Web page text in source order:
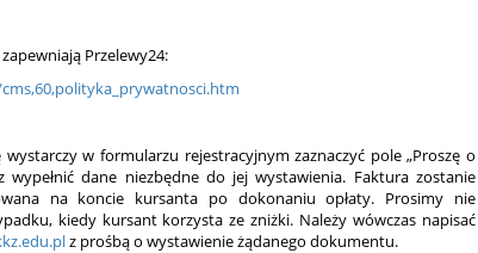
Przelewy24:
w formularzu rejestracyjnym zaznaczyć pole „Proszę o
wypełnić dane niezbędne do jej wystawienia. Faktura zostanie
na koncie kursanta po dokonaniu opłaty. Prosimy nie
kiedy kursant korzysta ze zniżki. Należy wówczas napisać
z prośbą o wystawienie żądanego dokumentu.